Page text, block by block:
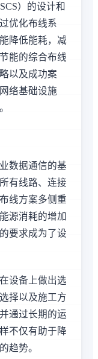
）的设计和
优化布线系
降低能耗，减
能的综合布线
以及成功案
络基础设施
数据通信的基
有线路、连接
线方案多侧重
源消耗的增加
要求成为了设
设备上做出选
择以及施工方
通过长期的运
不仅有助于降
趋势。